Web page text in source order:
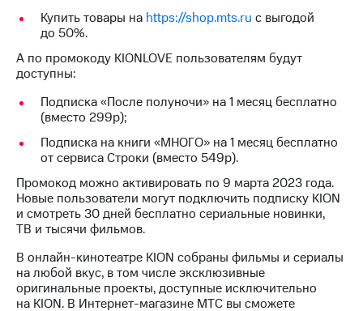
управление
Корпоративный
секретарь
Раскрытие
информации
Информация
акционерам
Документы
ПАО
Собрания
акционеров
Личный
кабинет
Акционерный
капитал
Контроль
Купить товары на https://shop.mts.ru с выгодой
до 50%.
А по промокоду KIONLOVE пользователям будут
доступны:
Подписка «После полуночи» на 1 месяц бесплатно
(вместо 299р);
Подписка на книги «МНОГО» на 1 месяц бесплатно
от сервиса Строки (вместо 549р).
Промокод можно активировать по 9 марта 2023 года.
Новые пользователи могут подключить подписку KION
и смотреть 30 дней бесплатно сериальные новинки,
ТВ и тысячи фильмов.
В онлайн-кинотеатре KION собраны фильмы и сериалы
на любой вкус, в том числе эксклюзивные
оригинальные проекты, доступные исключительно
на KION. В Интернет-магазине МТС вы сможете